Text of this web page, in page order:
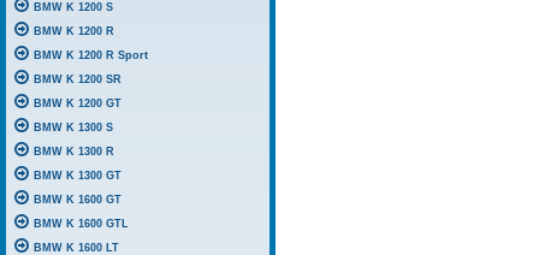
BMW K 1200 S
BMW K 1200 R
BMW K 1200 R Sport
BMW K 1200 SR
BMW K 1200 GT
BMW K 1300 S
BMW K 1300 R
BMW K 1300 GT
BMW K 1600 GT
BMW K 1600 GTL
BMW K 1600 LT